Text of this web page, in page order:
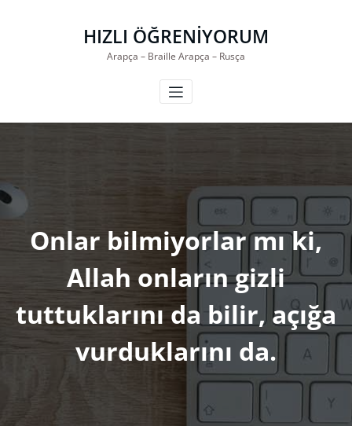
HIZLI ÖĞRENİYORUM
Arapça – Braille Arapça – Rusça
Onlar bilmiyorlar mı ki,
Allah onların gizli
tuttuklarını da bilir, açığa
vurduklarını da.